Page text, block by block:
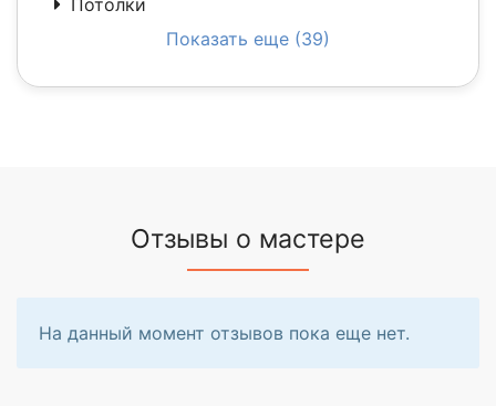
Потолки
Показать еще (39)
Отзывы о мастере
На данный момент отзывов пока еще нет.